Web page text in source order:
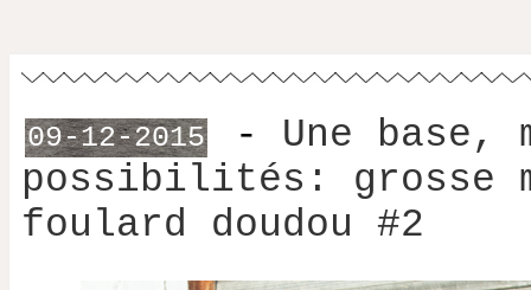
09-12-2015 - Une base,
possibilités: grosse
foulard doudou #2